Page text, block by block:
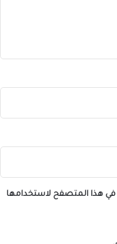
في هذا المتصفح لاستخدامها